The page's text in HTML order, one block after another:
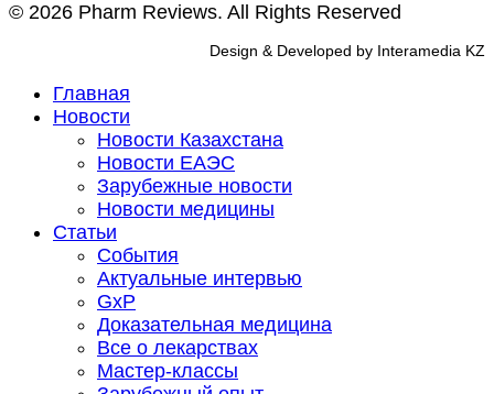
© 2026 Pharm Reviews. All Rights Reserved
Design & Developed by Interamedia KZ
Главная
Новости
Новости Казахстана
Новости ЕАЭС
Зарубежные новости
Новости медицины
Статьи
События
Актуальные интервью
GxP
Доказательная медицина
Все о лекарствах
Мастер-классы